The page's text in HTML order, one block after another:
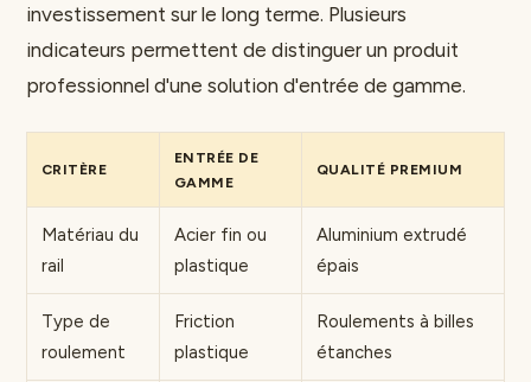
investissement sur le long terme. Plusieurs
indicateurs permettent de distinguer un produit
professionnel d'une solution d'entrée de gamme.
CRITÈRE
ENTRÉE DE
GAMME
QUALITÉ PREMIUM
Matériau du
rail
Acier fin ou
plastique
Aluminium extrudé
épais
Type de
roulement
Friction
plastique
Roulements à billes
étanches